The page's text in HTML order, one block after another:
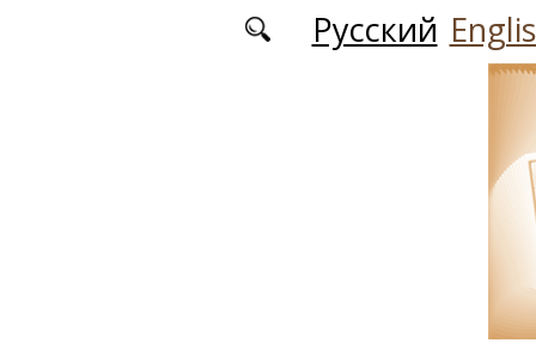
Перейти к основному содержаниюРусский